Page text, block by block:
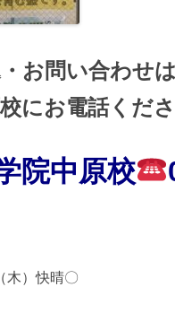
お問い合わせ
にお電話くだ
院中原校
（木）快晴〇